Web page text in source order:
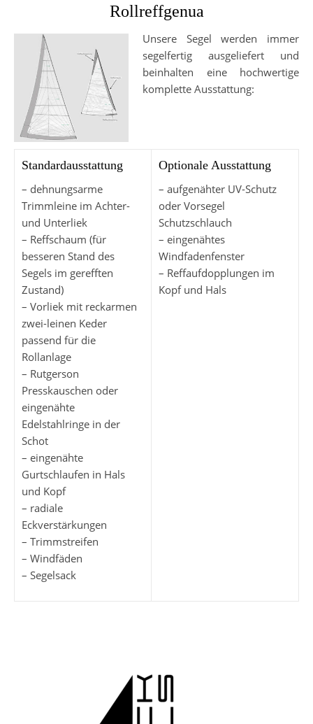
Rollreffgenua
Unsere Segel werden immer
segelfertig ausgeliefert und
beinhalten eine hochwertige
komplette Ausstattung:
Standardausstattung
– dehnungsarme
Trimmleine im Achter-
und Unterliek
– Reffschaum (für
besseren Stand des
Segels im gerefften
Zustand)
– Vorliek mit reckarmen
zwei-leinen Keder
passend für die
Rollanlage
– Rutgerson
Presskauschen oder
eingenähte
Edelstahlringe in der
Schot
– eingenähte
Gurtschlaufen in Hals
und Kopf
– radiale
Eckverstärkungen
– Trimmstreifen
– Windfäden
– Segelsack
Optionale Ausstattung
– aufgenähter UV-Schutz
oder Vorsegel
Schutzschlauch
– eingenähtes
Windfadenfenster
– Reffaufdopplungen im
Kopf und Hals